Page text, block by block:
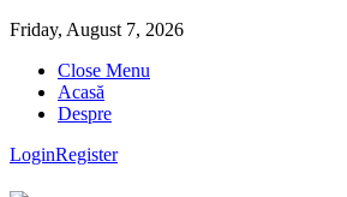
Friday, August 7, 2026
Close Menu
Acasă
Despre
LoginRegister